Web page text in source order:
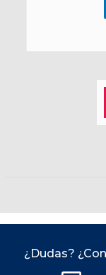
¿Dudas?